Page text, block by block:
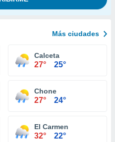
Más ciudades
Calceta
27° 25°
Chone
27° 24°
El Carmen
32° 22°